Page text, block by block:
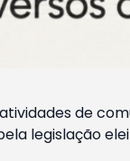
de
legislação